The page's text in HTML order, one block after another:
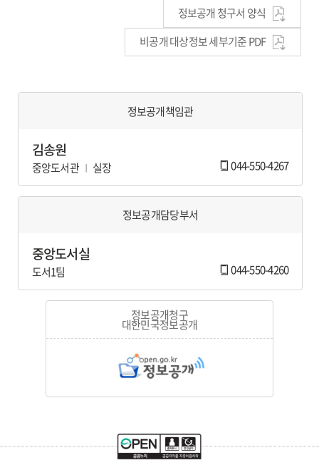
정보공개 청구서 양식
비공개 대상정보 세부기준 PDF
정보공개책임관
김송원
중앙도서관 실장 044-550-4267
정보공개담당부서
중앙도서실
도서1팀 044-550-4260
정보공개청구
대한민국정보공개